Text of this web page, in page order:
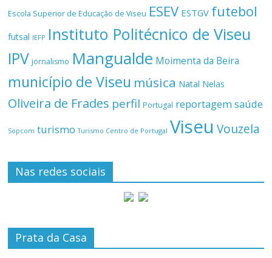
Escola Superior de Educação de Viseu ESEV ESTGV futebol
futsal IEFP Instituto Politécnico de Viseu
IPV jornalismo Mangualde Moimenta da Beira
município de Viseu música Natal Nelas
Oliveira de Frades perfil Portugal reportagemsaúde
Sopcom turismo Turismo Centro de Portugal Viseu Vouzela
Nas redes sociais
Prata da Casa